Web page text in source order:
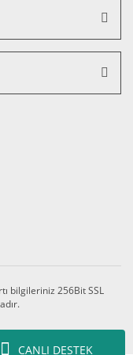
CANLI DESTEK
bilgileriniz 256Bit SSL